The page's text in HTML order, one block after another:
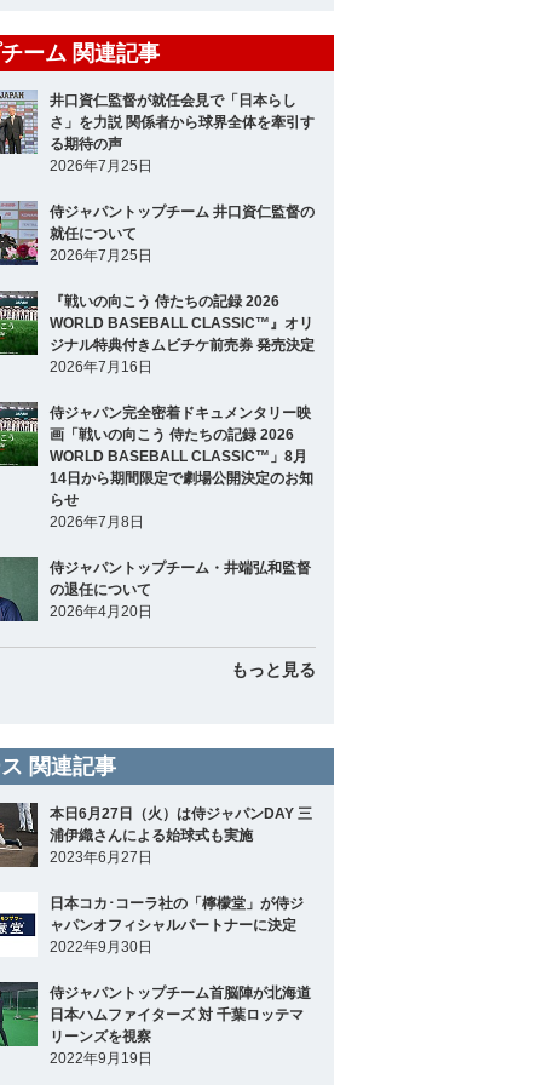
ーム 関連記事
井口資仁監督が就任会見で「日本らし
さ」を力説 関係者から球界全体を牽引す
る期待の声
2026年7月25日
侍ジャパントップチーム 井口資仁監督の
就任について
2026年7月25日
『戦いの向こう 侍たちの記録 2026
WORLD BASEBALL CLASSIC™』オリ
ジナル特典付きムビチケ前売券 発売決定
2026年7月16日
侍ジャパン完全密着ドキュメンタリー映
画「戦いの向こう 侍たちの記録 2026
WORLD BASEBALL CLASSIC™」8月
14日から期間限定で劇場公開決定のお知
らせ
2026年7月8日
侍ジャパントップチーム・井端弘和監督
の退任について
2026年4月20日
もっと見る
関連記事
本日6月27日（火）は侍ジャパンDAY 三
浦伊織さんによる始球式も実施
2023年6月27日
日本コカ･コーラ社の「檸檬堂」が侍ジ
ャパンオフィシャルパートナーに決定
2022年9月30日
侍ジャパントップチーム首脳陣が北海道
日本ハムファイターズ 対 千葉ロッテマ
リーンズを視察
2022年9月19日